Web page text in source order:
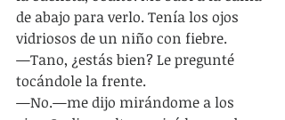
de abajo para verlo. Tenía los ojos
vidriosos de un niño con fiebre.
—Tano, ¿estás bien? Le pregunté
tocándole la frente.
—No.—me dijo mirándome a los